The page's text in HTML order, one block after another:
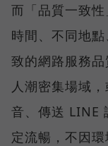
而「品質一致
時間、不同地
致的網路服務
人潮密集場域
音、傳送 LINE
定流暢，不因環